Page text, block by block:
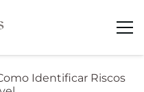
Identificar Riscos